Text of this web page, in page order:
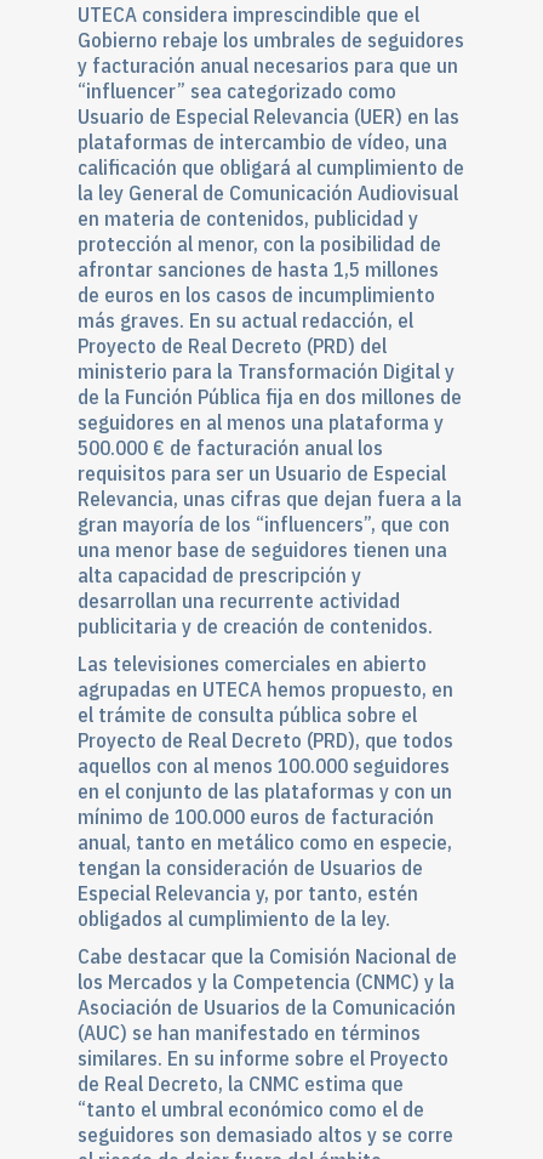
UTECA considera imprescindible que el
Gobierno rebaje los umbrales de seguidores
y facturación anual necesarios para que un
“influencer” sea categorizado como
Usuario de Especial Relevancia (UER) en las
plataformas de intercambio de vídeo, una
calificación que obligará al cumplimiento de
la ley General de Comunicación Audiovisual
en materia de contenidos, publicidad y
protección al menor, con la posibilidad de
afrontar sanciones de hasta 1,5 millones
de euros en los casos de incumplimiento
más graves. En su actual redacción, el
Proyecto de Real Decreto (PRD) del
ministerio para la Transformación Digital y
de la Función Pública fija en dos millones de
seguidores en al menos una plataforma y
500.000 € de facturación anual los
requisitos para ser un Usuario de Especial
Relevancia, unas cifras que dejan fuera a la
gran mayoría de los “influencers”, que con
una menor base de seguidores tienen una
alta capacidad de prescripción y
desarrollan una recurrente actividad
publicitaria y de creación de contenidos.
Las televisiones comerciales en abierto
agrupadas en UTECA hemos propuesto, en
el trámite de consulta pública sobre el
Proyecto de Real Decreto (PRD), que todos
aquellos con al menos 100.000 seguidores
en el conjunto de las plataformas y con un
mínimo de 100.000 euros de facturación
anual, tanto en metálico como en especie,
tengan la consideración de Usuarios de
Especial Relevancia y, por tanto, estén
obligados al cumplimiento de la ley.
Cabe destacar que la Comisión Nacional de
los Mercados y la Competencia (CNMC) y la
Asociación de Usuarios de la Comunicación
(AUC) se han manifestado en términos
similares. En su informe sobre el Proyecto
de Real Decreto, la CNMC estima que
“tanto el umbral económico como el de
seguidores son demasiado altos y se corre